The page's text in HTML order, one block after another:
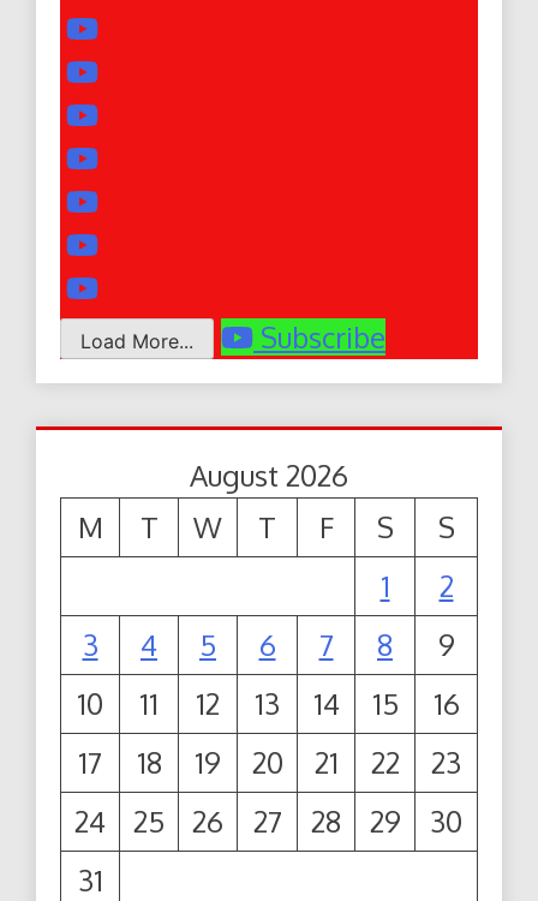
Load More... Subscribe
August 2026
M
T W T F S
S
1
2
3
4 5 6 7 8
9
10
11 12 13 14 15
16
17
18 19 20 21 22
23
24
25 26 27 28 29
30
31